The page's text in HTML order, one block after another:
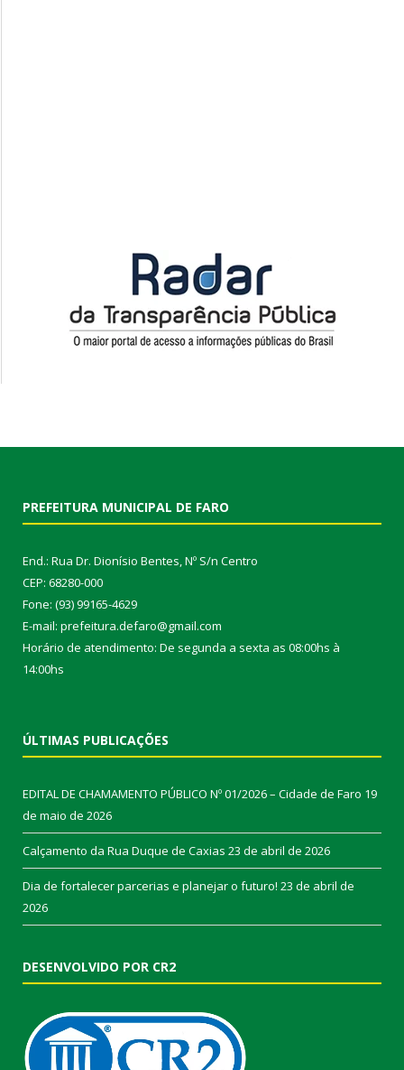
PREFEITURA MUNICIPAL DE FARO
End.: Rua Dr. Dionísio Bentes, Nº S/n Centro
CEP: 68280-000
Fone: (93) 99165-4629
E-mail: prefeitura.defaro@gmail.com
Horário de atendimento: De segunda a sexta as 08:00hs à
14:00hs
ÚLTIMAS PUBLICAÇÕES
EDITAL DE CHAMAMENTO PÚBLICO Nº 01/2026 – Cidade de Faro 19
de maio de 2026
Calçamento da Rua Duque de Caxias 23 de abril de 2026
Dia de fortalecer parcerias e planejar o futuro! 23 de abril de
2026
DESENVOLVIDO POR CR2